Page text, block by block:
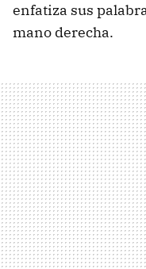
enfatiza sus
mano derecha.